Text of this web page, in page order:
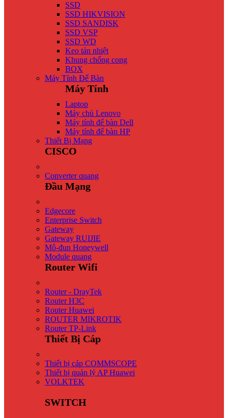
SSD
SSD HIKVISION
SSD SANDISK
SSD VSP
SSD WD
Keo tản nhiệt
Khung chống cong
BOX
Máy Tính Để Bàn
Máy Tính
Laptop
Máy chủ Lenovo
Máy tính để bàn Dell
Máy tính để bàn HP
Thiết Bị Mạng
CISCO
Converter quang
Đầu Mạng
Edgecore
Enterprise Switch
Gateway
Gateway RUIJIE
Mô-đun Honeywell
Module quang
Router Wifi
Router - DrayTek
Router H3C
Router Huawei
ROUTER MIKROTIK
Router TP-Link
Thiết Bị Cáp
Thiết bị cáp COMMSCOPE
Thiết bị quản lý AP Huawei
VOLKTEK
SWITCH